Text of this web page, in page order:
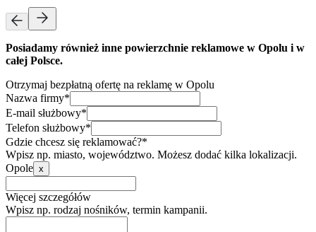
Posiadamy również inne powierzchnie reklamowe w Opolu i w
całej Polsce.
Otrzymaj bezpłatną ofertę na reklamę w Opolu
Nazwa firmy*
E-mail służbowy*
Telefon służbowy*
Gdzie chcesz się reklamować?*
Wpisz np. miasto, województwo. Możesz dodać kilka lokalizacji.
Opole x
Więcej szczegółów
Wpisz np. rodzaj nośników, termin kampanii.